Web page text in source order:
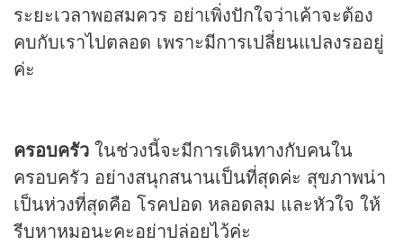
ระยะเวลาพอสมควร อย่าเพิ่งปักใจว่าเค้าจะต้อง
คบกับเราไปตลอด เพราะมีการเปลี่ยนแปลงรออยู่
ค่ะ
ครอบครัว ในช่วงนี้จะมีการเดินทางกับคนใน
ครอบครัว อย่างสนุกสนานเป็นที่สุดค่ะ สุขภาพน่า
เป็นห่วงที่สุดคือ โรคปอด หลอดลม และหัวใจ ให้
รีบหาหมอนะคะอย่าปล่อยไว้ค่ะ